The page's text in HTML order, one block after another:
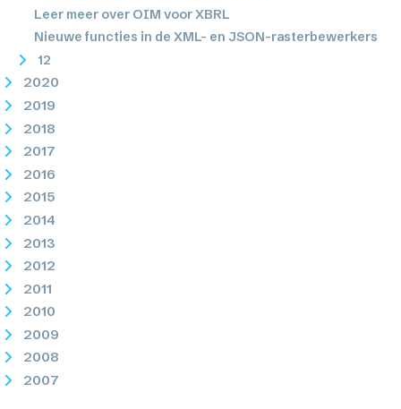
Leer meer over OIM voor XBRL
Nieuwe functies in de XML- en JSON-rasterbewerkers
12
2020
2019
2018
2017
2016
2015
2014
2013
2012
2011
2010
2009
2008
2007